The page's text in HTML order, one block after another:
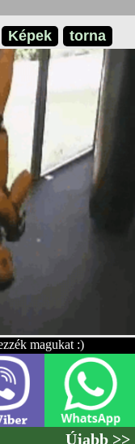
Képek torna
magukat :)
Újabb >>